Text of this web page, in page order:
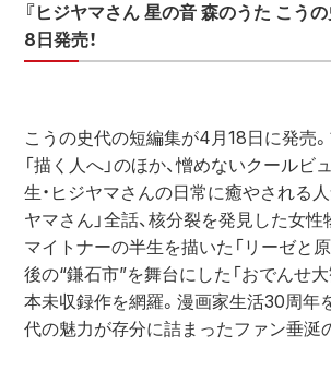
『ヒジヤマさん 星の音 森のうた こう
8日発売！
こうの史代の短編集が4月18日に発売
「描く人へ」のほか、憎めないクールビ
生・ヒジヤマさんの日常に癒やされる
ヤマさん」全話、核分裂を発見した女性
マイトナーの半生を描いた「リーゼと原
後の“鎌石市”を舞台にした「おでんせ大
本未収録作を網羅。漫画家生活30周年
代の魅力が存分に詰まったファン垂涎